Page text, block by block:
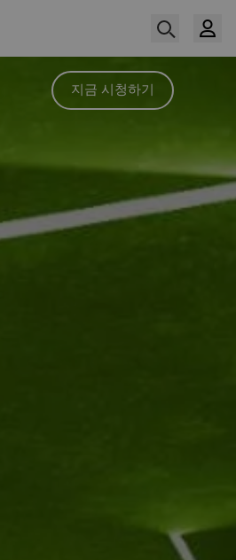
지금 시청하기